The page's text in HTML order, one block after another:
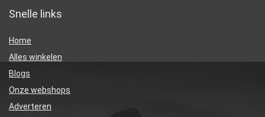
Snelle links
Home
Alles winkelen
Blogs
Onze webshops
Adverteren